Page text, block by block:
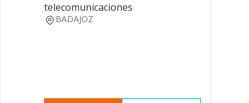
telecomunicaciones
BADAJOZ